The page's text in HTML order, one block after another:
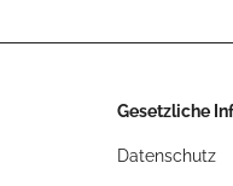
Gesetzliche
Datenschutz